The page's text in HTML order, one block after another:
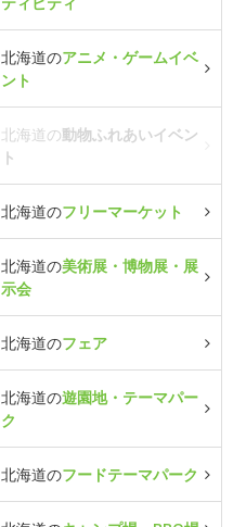
北海道のアニメ・ゲームイベ
ント
北海道の動物ふれあいイベン
ト
北海道のフリーマーケット
北海道の美術展・博物展・展
示会
北海道のフェア
北海道の遊園地・テーマパー
ク
北海道のフードテーマパーク